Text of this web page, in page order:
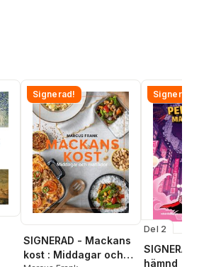
Signerad!
SIGNERAD - Mackans
kost : Middagar och
Signerad!
Del 2
SIGNERAD -
hämnd